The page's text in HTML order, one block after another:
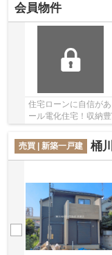
会員物件
住宅ローンに自信があります！！ ・周辺は整っ
ール電化住宅！収納豊富な間取り！ いつで
♪ 駅からの送迎が必
売買 | 新築一戸建
桶